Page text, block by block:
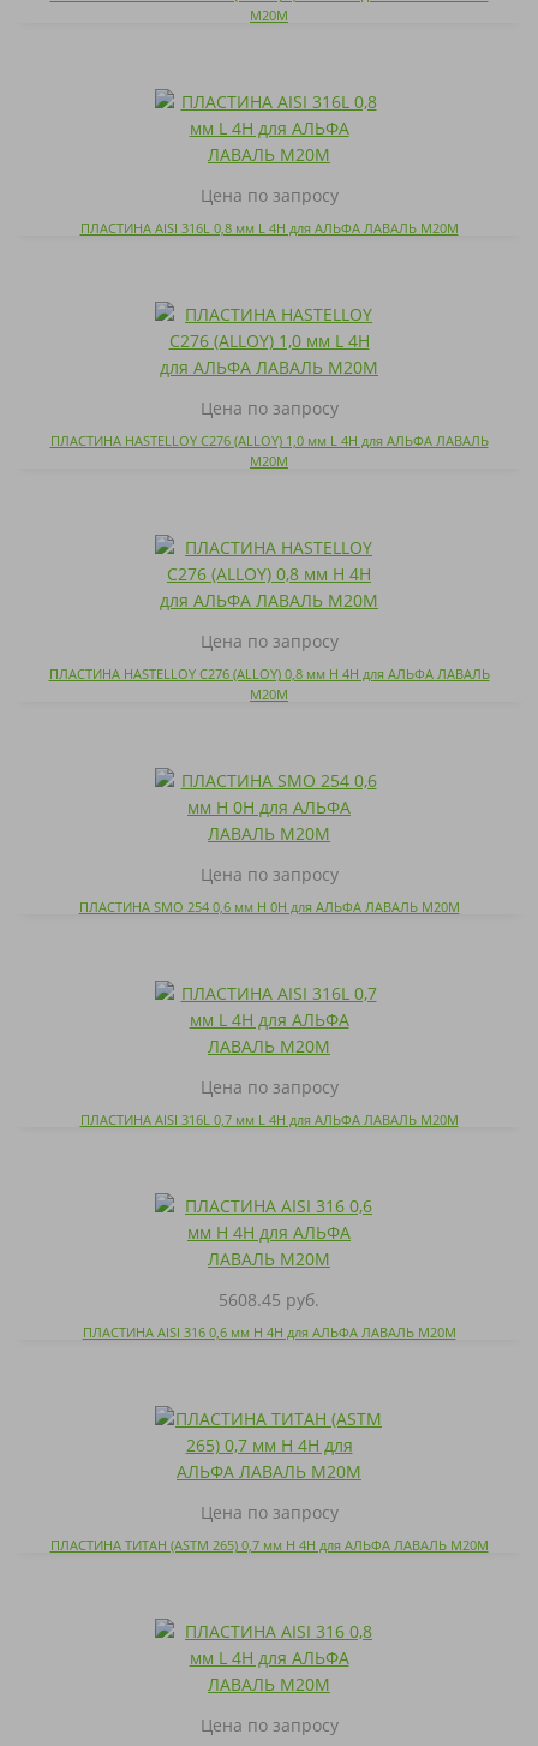
M20M
Цена по запросу
ПЛАСТИНА AISI 316L 0,8 мм L 4H для АЛЬФА ЛАВАЛЬ M20M
Цена по запросу
ПЛАСТИНА HASTELLOY C276 (ALLOY) 1,0 мм L 4H для АЛЬФА ЛАВАЛЬ
M20M
Цена по запросу
ПЛАСТИНА HASTELLOY C276 (ALLOY) 0,8 мм H 4H для АЛЬФА ЛАВАЛЬ
M20M
Цена по запросу
ПЛАСТИНА SMO 254 0,6 мм H 0H для АЛЬФА ЛАВАЛЬ M20M
Цена по запросу
ПЛАСТИНА AISI 316L 0,7 мм L 4H для АЛЬФА ЛАВАЛЬ M20M
5608.45 руб.
ПЛАСТИНА AISI 316 0,6 мм H 4H для АЛЬФА ЛАВАЛЬ M20M
Цена по запросу
ПЛАСТИНА ТИТАН (ASTM 265) 0,7 мм H 4H для АЛЬФА ЛАВАЛЬ M20M
Цена по запросу